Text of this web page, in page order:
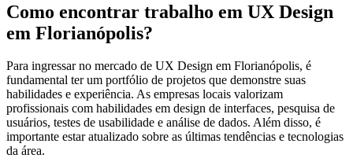
Como encontrar trabalho em UX Design
em Florianópolis?
Para ingressar no mercado de UX Design em Florianópolis, é
fundamental ter um portfólio de projetos que demonstre suas
habilidades e experiência. As empresas locais valorizam
profissionais com habilidades em design de interfaces, pesquisa de
usuários, testes de usabilidade e análise de dados. Além disso, é
importante estar atualizado sobre as últimas tendências e tecnologias
da área.